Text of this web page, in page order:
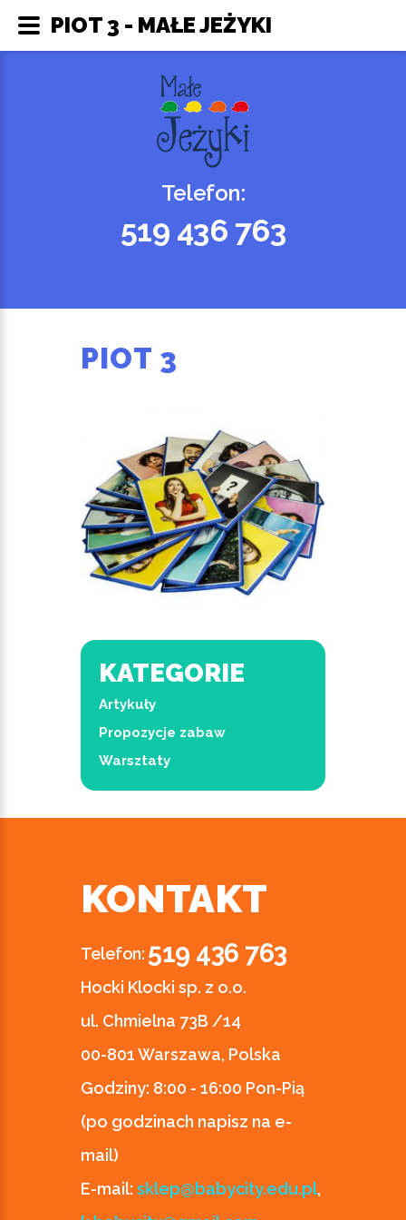
Telefon:
519 436 763
PIOT 3
KATEGORIE
Artykuły
Propozycje zabaw
Warsztaty
KONTAKT
Telefon: 519 436 763
Hocki Klocki sp. z o.o.
ul. Chmielna 73B /14
00-801 Warszawa, Polska
Godziny: 8:00 - 16:00 Pon-Pią
(po godzinach napisz na e-
mail)
E-mail: sklep@babycity.edu.pl,
PIOT 3 - MAŁE JEŻYKI